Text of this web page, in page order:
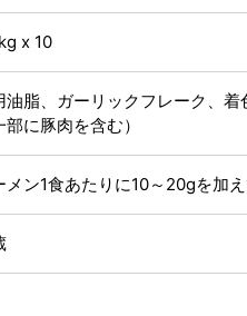
x 10
油脂、ガーリックフレーク、
部に豚肉を含む）
メン1食あたりに10～20gを加